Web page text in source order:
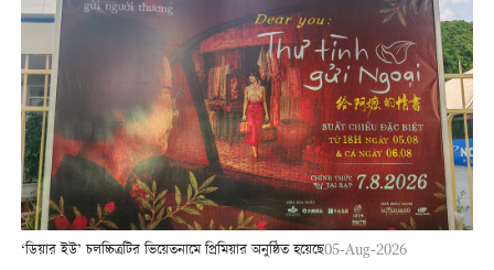
‘ডিয়ার ইউ’ চলচ্চিত্রটির ভিয়েতনামে প্রিমিয়ার অনুষ্ঠিত হয়েছে05-Aug-2026